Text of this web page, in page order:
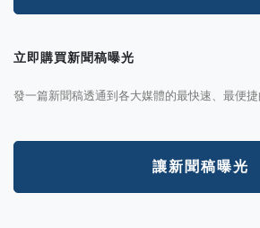
立即購買新聞稿曝光
發一篇新聞稿透通到各大媒體的最快速、最便捷
讓新聞稿曝光